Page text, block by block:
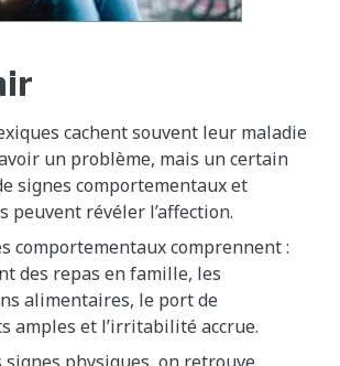
cachent souvent leur maladie
un problème, mais un certain
signes comportementaux et
peuvent révéler l’affection.
comportementaux comprennent :
des repas en famille, les
alimentaires, le port de
amples et l’irritabilité accrue.